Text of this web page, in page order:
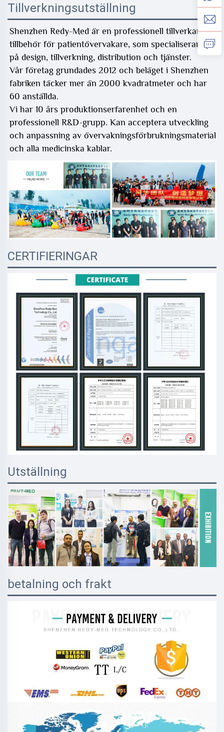
Tillverkningsutställning
Shenzhen Redy-Med är en professionell tillverkare av
tillbehör för patientövervakare, som specialiserar sig
på design, tillverkning, distribution och tjänster.
Vår företag grundades 2012 ochbeläget i Shenzhen
fabriken täcker mer än 2000 kvadratmeter och har
60 anställda.
Vi har 10 års produktionserfarenhet och en
professionell R&D-grupp. Kan acceptera utveckling
och anpassning av övervakningsförbrukningsmaterial
och alla medicinska kablar.
CERTIFIERINGAR
Utställning
betalning och frakt